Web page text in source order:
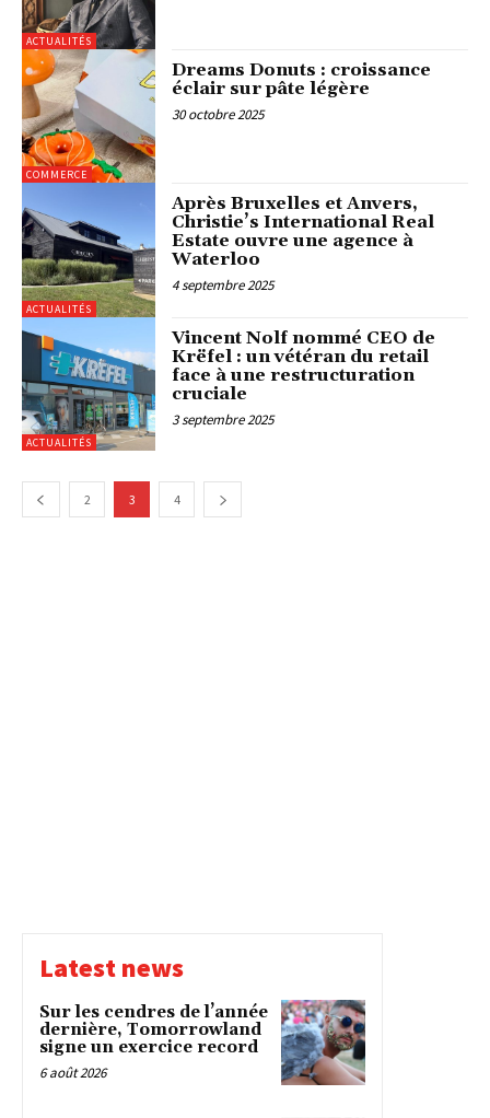
ACTUALITÉS
COMMERCE
Dreams Donuts : croissance
éclair sur pâte légère
30 octobre 2025
ACTUALITÉS
Après Bruxelles et Anvers,
Christie’s International Real
Estate ouvre une agence à
Waterloo
4 septembre 2025
ACTUALITÉS
Vincent Nolf nommé CEO de
Krëfel : un vétéran du retail
face à une restructuration
cruciale
3 septembre 2025
2 3 4
Latest news
Sur les cendres de l’année
dernière, Tomorrowland
signe un exercice record
6 août 2026